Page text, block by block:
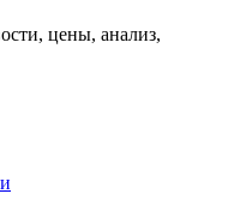
цены, анализ,